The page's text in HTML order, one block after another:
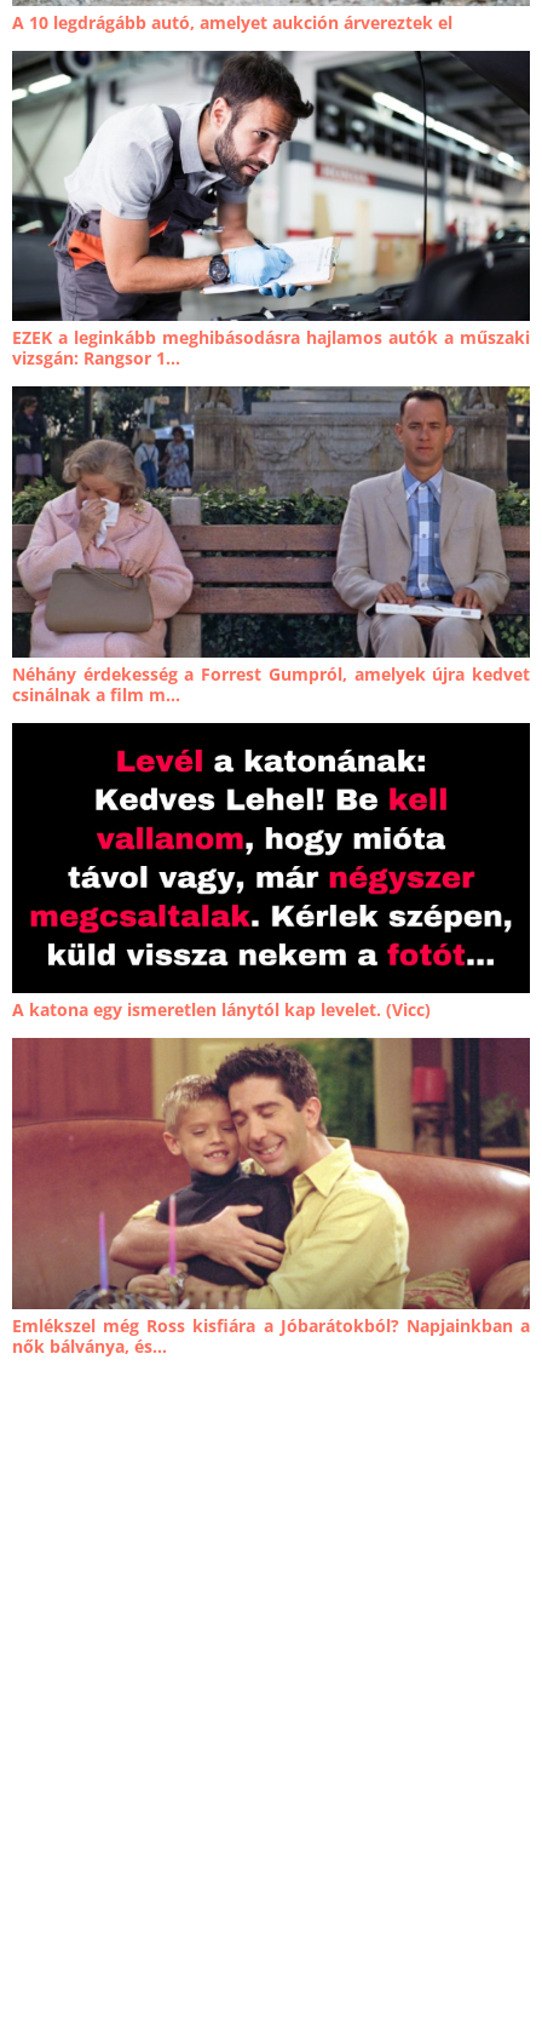
A 10 legdrágább autó, amelyet aukción árvereztek el
EZEK a leginkább meghibásodásra hajlamos autók a műszaki
vizsgán: Rangsor 1...
Néhány érdekesség a Forrest Gumpról, amelyek újra kedvet
csinálnak a film m...
A katona egy ismeretlen lánytól kap levelet. (Vicc)
Emlékszel még Ross kisfiára a Jóbarátokból? Napjainkban a
nők bálványa, és...